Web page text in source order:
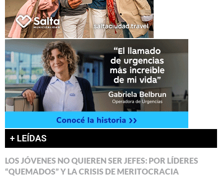
+ LEÍDAS
LOS JÓVENES NO QUIEREN SER JEFES: POR LÍDERES
“QUEMADOS” Y LA CRISIS DE MERITOCRACIA